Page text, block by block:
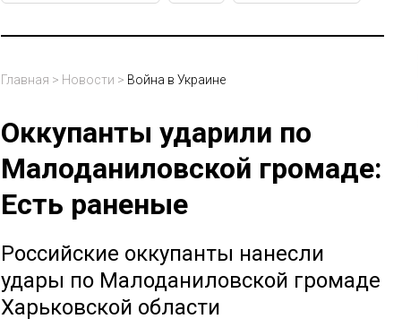
Главная > Новости > Война в Украине
Оккупанты ударили по
Малоданиловской громаде:
Есть раненые
Российские оккупанты нанесли
удары по Малоданиловской громаде
Харьковской области